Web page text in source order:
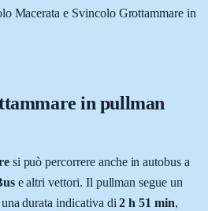
Macerata e Svincolo Grottammare in
in pullman
si può percorrere anche in autobus a
e altri vettori. Il pullman segue un
durata indicativa di 2 h 51 min,